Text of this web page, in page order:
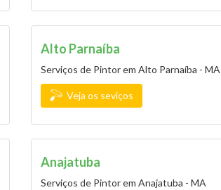
Alto Parnaíba
Serviços de Pintor em Alto Parnaíba - MA
Veja os seviços
Anajatuba
Serviços de Pintor em Anajatuba - MA